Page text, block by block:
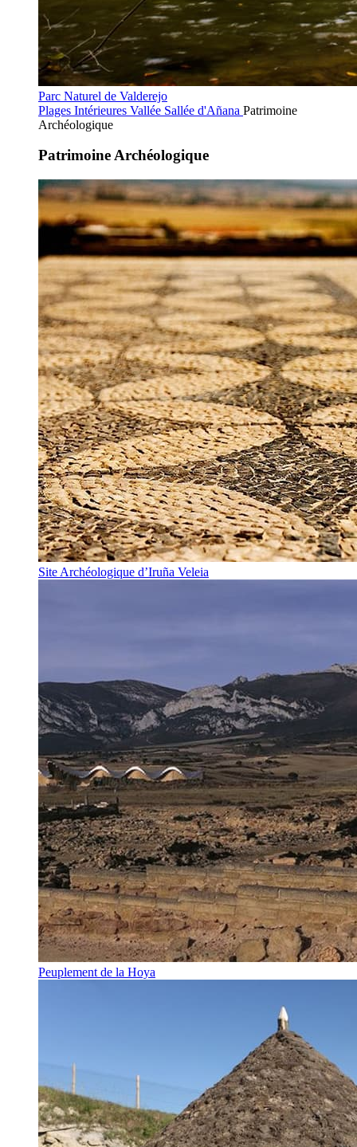
Parc Naturel de Valderejo
Plages Intérieures Vallée Sallée d'Añana Patrimoine
Archéologique
Patrimoine Archéologique
Site Archéologique d’Iruña Veleia
Peuplement de la Hoya